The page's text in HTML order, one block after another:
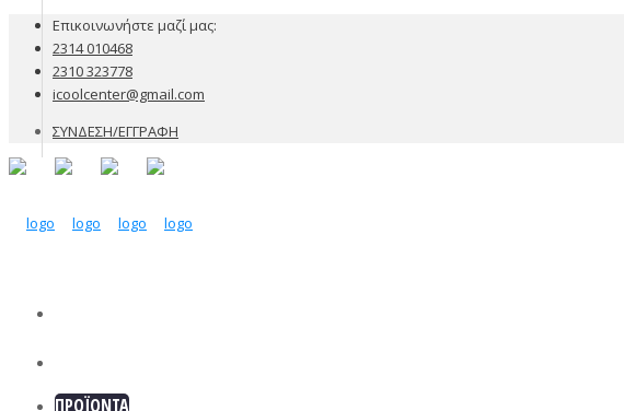
Επικοινωνήστε μαζί μας:
2314 010468
2310 323778
icoolcenter@gmail.com
ΣΥΝΔΕΣΗ/ΕΓΓΡΑΦΗ
ΠΡΟΪΟΝΤΑ